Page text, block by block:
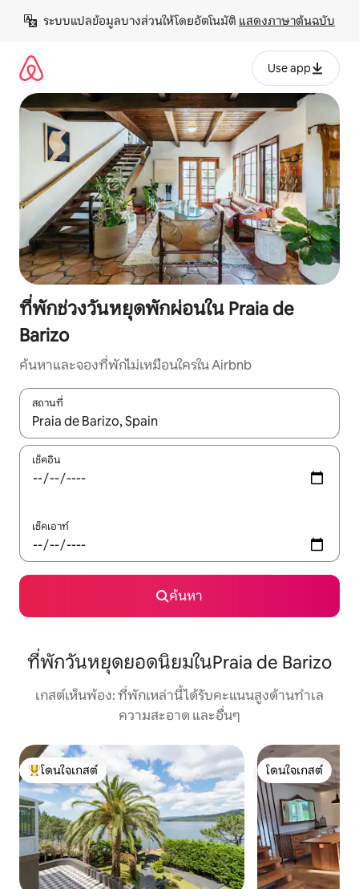
เนื้อหา
ระบบแปลข้อมูลบางส่วนให้โดยอัตโนมัติ แสดงภาษาต้นฉบับ
Use app
ที่พักช่วงวันหยุดพักผ่อนใน Praia de
Barizo
ค้นหาและจองที่พักไม่เหมือนใครใน Airbnb
สถานที่
ใช้ลูกศรขึ้นลง หรือใช้การสัมผัสหรือปัด เพื่อสำรวจผลการค้นหา
เช็คอิน
เช็คเอาท์
ค้นหา
ที่พักวันหยุดยอดนิยมในPraia de Barizo
เกสต์เห็นพ้อง: ที่พักเหล่านี้ได้รับคะแนนสูงด้านทำเล
ความสะอาด และอื่นๆ
โดนใจเกสต์ที่สุด
โดนใจเกสต์
โดนใจเกสต์
โดนใจเกสต์